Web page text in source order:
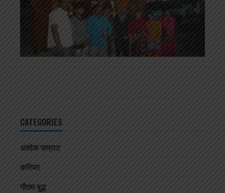
CATEGORIES
अशोक सम्राट
करियर
गौतम बुद्ध